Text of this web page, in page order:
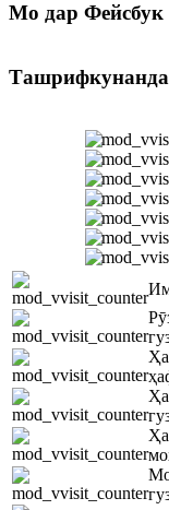
Мо дар Фейсбук